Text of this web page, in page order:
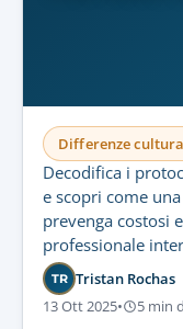
Differenze
Decodifica i
e scopri come
prevenga costosi
professionale
TR Tristan Rochas
13 Ott 2025• 5 min